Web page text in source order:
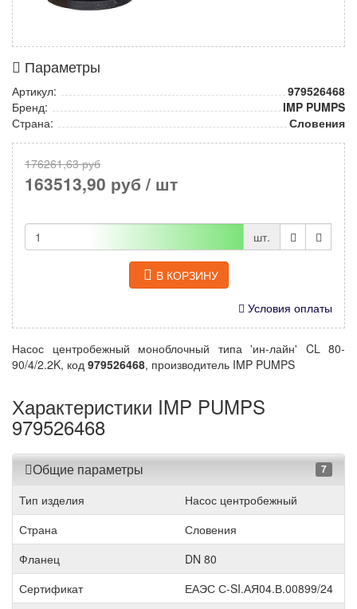
Параметры
Артикул:
979526468
Бренд:
IMP PUMPS
Страна:
Словения
176261,63 руб
163513,90 руб / шт
шт.
В КОРЗИНУ
Условия оплаты
Насос центробежный моноблочный типа 'ин-лайн' CL 80-
90/4/2.2K, код 979526468, производитель IMP PUMPS
Характеристики IMP PUMPS
979526468
Общие параметры 7
Тип изделия
Насос центробежный
Страна
Словения
Фланец
DN 80
Сертификат
ЕАЭС С-SI.АЯ04.В.00899/24